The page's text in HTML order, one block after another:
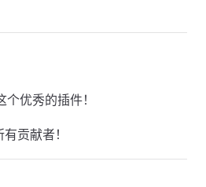
优秀的插件！
贡献者！